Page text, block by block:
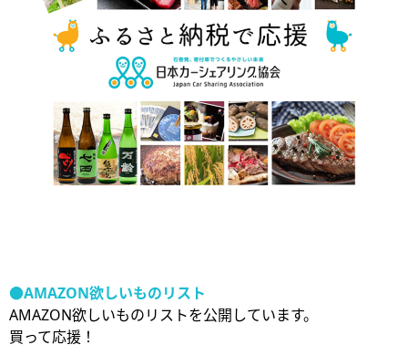
●AMAZON欲しいものリスト
AMAZON欲しいものリストを公開しています。
買って応援！